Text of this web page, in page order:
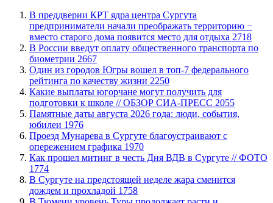
​В преддверии КРТ ядра центра Сургута
предприниматели начали преображать территорию −
вместо старого дома появится место для отдыха 2718
В России введут оплату общественного транспорта по
биометрии 2667
Один из городов Югры вошел в топ-7 федерального
рейтинга по качеству жизни 2250
Какие выплаты югорчане могут получить для
подготовки к школе // ОБЗОР СИА-ПРЕСС 2055
​Памятные даты августа 2026 года: люди, события,
юбилеи 1976
​Проезд Мунарева в Сургуте благоустраивают с
опережением графика 1970
Как прошел митинг в честь Дня ВДВ в Сургуте // ФОТО
1774
В Сургуте на предстоящей неделе жара сменится
дождем и прохладой 1758